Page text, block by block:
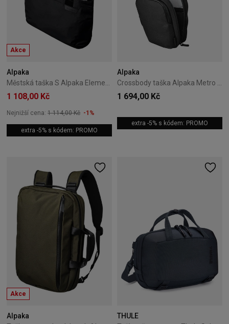
Akce
Alpaka
1 108,00 Kč
Nejnižší cena: 1 114,00 Kč -1%
extra -5% s kódem: PROMO
Alpaka
1 694,00 Kč
extra -5% s kódem: PROMO
Akce
Alpaka
THULE